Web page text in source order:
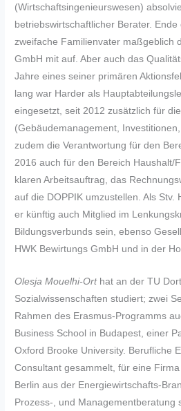
(Wirtschaftsingenieurswesen)
betriebswirtschaftlicher Berater.
zweifache Familienvater maßgeblich
GmbH mit auf. Aber auch das
Jahre eines seiner primären
lang war Harder als
eingesetzt, seit 2012 zusätzlich für
(Gebäudemanagement,
zudem die Verantwortung für den
2016 auch für den Bereich Haushalt/
klaren Arbeitsauftrag, das
auf die DOPPIK umzustellen. Als Stv.
er künftig auch Mitglied im
Bildungsverbunds sein, ebenso
HWK Bewirtungs GmbH und in der
Olesja Mouelhi-Orthat an der TU
Sozialwissenschaften studiert; zwei
Rahmen des Erasmus-Programms
Business School in Budapest, einer
Oxford Brooke University. Berufliche
Consultant gesammelt, für eine
Berlin aus der Energiewirtschafts-
Prozess-, und Managementberatung